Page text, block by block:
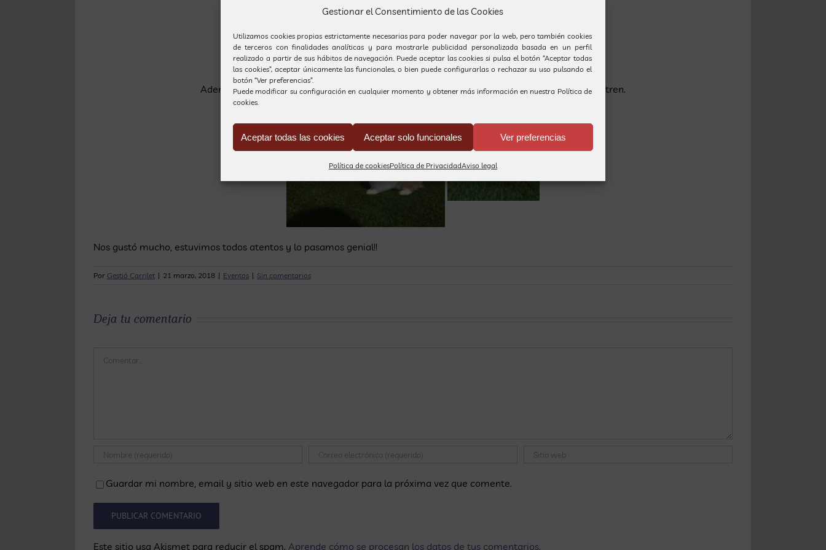
Gestionar el Consentimiento de las Cookies
Utilizamos cookies propias estrictamente necesarias para poder navegar por la web, pero también cookies
de terceros con finalidades analíticas y para mostrarle publicidad personalizada basada en un perfil
realizado a partir de sus hábitos de navegación. Puede aceptar las cookies si pulsa el botón “Aceptar todas
las cookies”, aceptar únicamente las funcionales, o bien puede configurarlas o rechazar su uso pulsando el
botón “Ver preferencias”.
Puede modificar su configuración en cualquier momento y obtener más información en nuestra Política de
cookies.
Aceptar todas las cookies Aceptar solo funcionales Ver preferencias
Política de cookiesPolítica de PrivacidadAviso legal
Su pelo es muy suave y tiene unas orejas y una cola que hacen mucha gracia.
Además, lo dejamos un rato en el patio de la escuela, corría y saltaba, y se escondió bajo el tren.
Nos gustó mucho, estuvimos todos atentos y lo pasamos genial!!
Por Gestió Carrilet | 21 marzo, 2018 | Eventos | Sin comentarios
Deja tu comentario
Comentar
Guardar mi nombre, email y sitio web en este navegador para la próxima vez que comente.
Este sitio usa Akismet para reducir el spam. Aprende cómo se procesan los datos de tus comentarios.